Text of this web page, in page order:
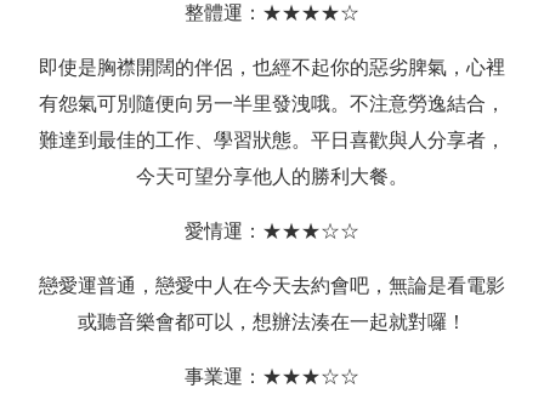
整體運：★★★★☆
即使是胸襟開闊的伴侶，也經不起你的惡劣脾氣，心裡
有怨氣可別隨便向另一半里發洩哦。不注意勞逸結合，
難達到最佳的工作、學習狀態。平日喜歡與人分享者，
今天可望分享他人的勝利大餐。
愛情運：★★★☆☆
戀愛運普通，戀愛中人在今天去約會吧，無論是看電影
或聽音樂會都可以，想辦法湊在一起就對囉！
事業運：★★★☆☆